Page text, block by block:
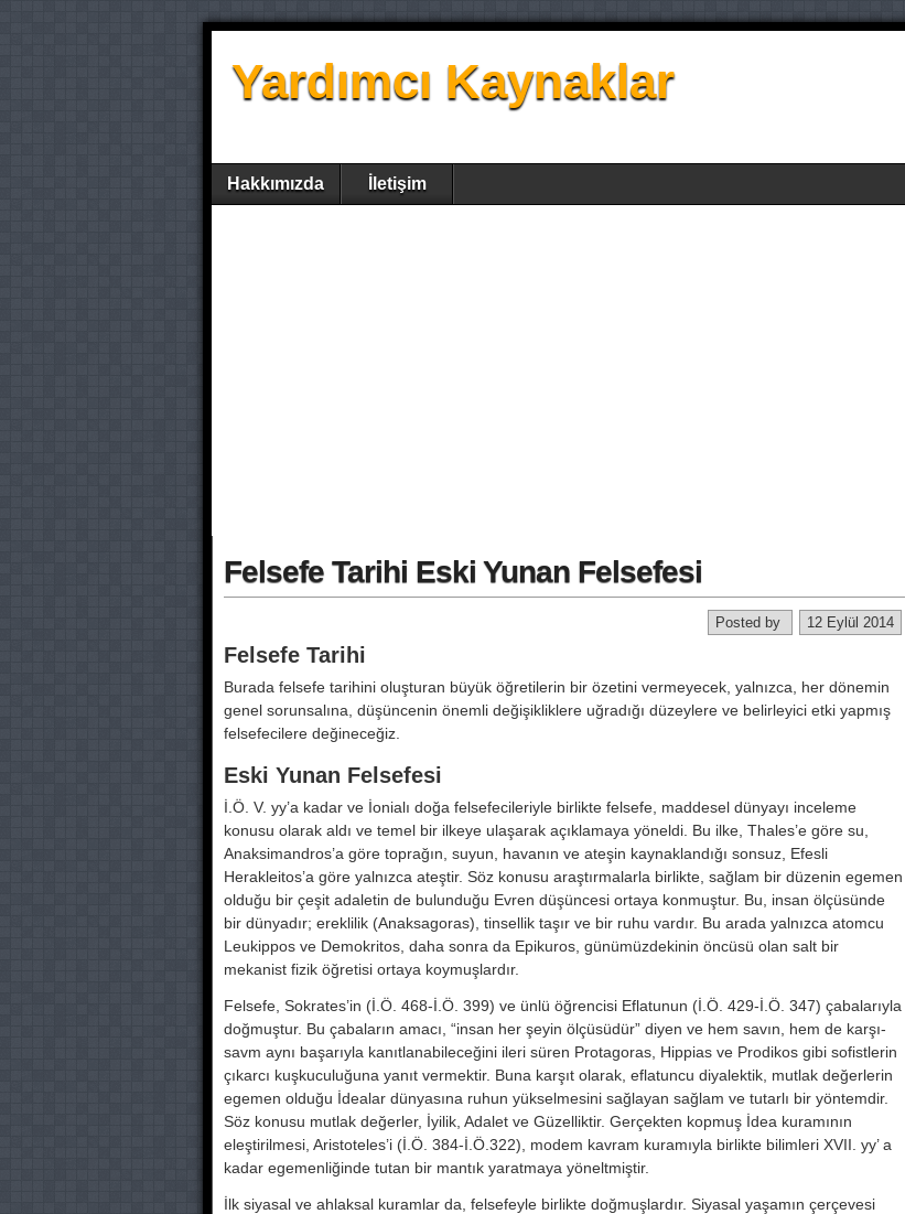
Yardımcı Kaynaklar
Hakkımızda İletişim
Felsefe Tarihi Eski Yunan Felsefesi
12 Eylül 2014
Posted by
Felsefe Tarihi
Burada felsefe tarihini oluşturan büyük öğretilerin bir özetini verme­yecek, yalnızca, her dönemin
genel sorunsalına, düşüncenin önemli deği­şikliklere uğradığı düzeylere ve belir­leyici etki yapmış
felsefecilere değineceğiz.
Eski Yunan Felsefesi
İ.Ö. V. yy’a kadar ve İonialı doğa fel­sefecileriyle birlikte felsefe, madde­sel dünyayı inceleme
konusu olarak aldı ve temel bir ilkeye ulaşarak açık­lamaya yöneldi. Bu ilke, Thales’e göre su,
Anaksimandros’a göre toprağın, suyun, havanın ve ateşin kaynaklan­dığı sonsuz, Efesli
Herakleitos’a göre yalnızca ateştir. Söz konusu araştır­malarla birlikte, sağlam bir düzenin egemen
olduğu bir çeşit adaletin de bulunduğu Evren düşüncesi ortaya konmuştur. Bu, insan ölçüsünde
bir dünyadır; ereklilik (Anaksagoras), tinsellik taşır ve bir ruhu vardır. Bu arada yalnızca atomcu
Leukippos ve Demokritos, daha sonra da Epikuros, günümüzdekinin öncüsü olan salt bir
mekanist fizik öğretisi ortaya koy­muşlardır.
Felsefe, Sokrates’in (İ.Ö. 468-İ.Ö. 399) ve ünlü öğrencisi Eflatunun (İ.Ö. 429-İ.Ö. 347) çabalarıyla
doğ­muştur. Bu çabaların amacı, “insan her şeyin ölçüsüdür” diyen ve hem savın, hem de karşı-
savm aynı başa­rıyla kanıtlanabileceğini ileri süren Protagoras, Hippias ve Prodikos gibi sofistlerin
çıkarcı kuşkuculuğuna yanıt vermektir. Buna karşıt olarak, eflatuncu diyalektik, mutlak değerle­rin
egemen olduğu İdealar dünyasına ruhun yükselmesini sağlayan sağlam ve tutarlı bir yöntemdir.
Söz konusu mutlak değerler, İyilik, Adalet ve Güzelliktir. Gerçekten kopmuş İdea kuramının
eleştirilmesi, Aristoteles’i (İ.Ö. 384-İ.Ö.322), modem kavram kuramıyla birlikte bilimleri XVII. yy’ a
kadar egemenliğinde tutan bir man­tık yaratmaya yöneltmiştir.
İlk siyasal ve ahlaksal kuramlar da, felsefeyle birlikte doğmuşlardır. Siyasal yaşamın çerçevesi